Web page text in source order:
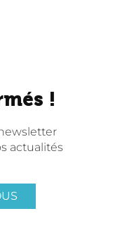
!
actualités